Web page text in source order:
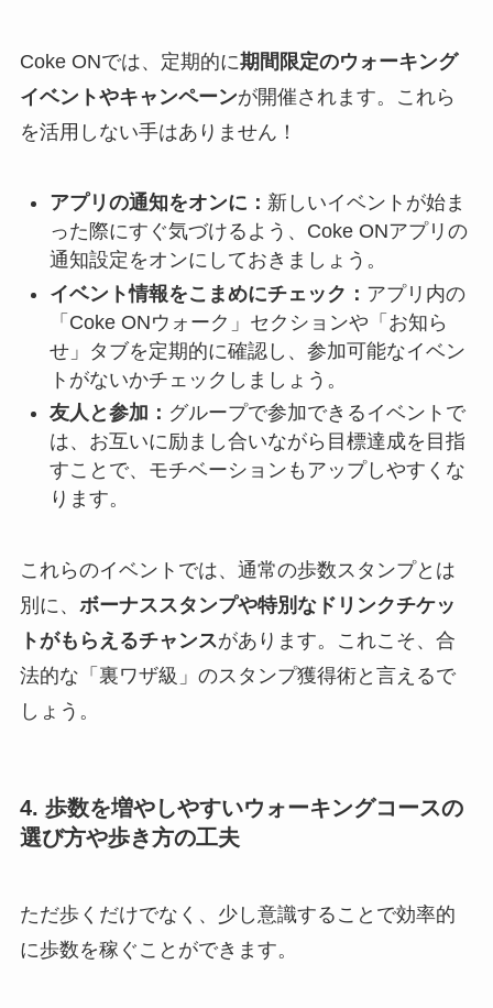
Coke ONでは、定期的に期間限定のウォーキング
イベントやキャンペーンが開催されます。これら
を活用しない手はありません！
アプリの通知をオンに： 新しいイベントが始ま
った際にすぐ気づけるよう、Coke ONアプリの
通知設定をオンにしておきましょう。
イベント情報をこまめにチェック： アプリ内の
「Coke ONウォーク」セクションや「お知ら
せ」タブを定期的に確認し、参加可能なイベン
トがないかチェックしましょう。
友人と参加： グループで参加できるイベントで
は、お互いに励まし合いながら目標達成を目指
すことで、モチベーションもアップしやすくな
ります。
これらのイベントでは、通常の歩数スタンプとは
別に、 ボーナススタンプや特別なドリンクチケッ
トがもらえるチャンスがあります。これこそ、合
法的な「裏ワザ級」のスタンプ獲得術と言えるで
しょう。
4. 歩数を増やしやすいウォーキングコースの
選び方や歩き方の工夫
ただ歩くだけでなく、少し意識することで効率的
に歩数を稼ぐことができます。